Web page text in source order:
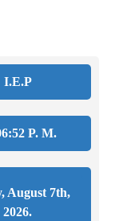
I.E.P
P. M.
August 7th,
2026.